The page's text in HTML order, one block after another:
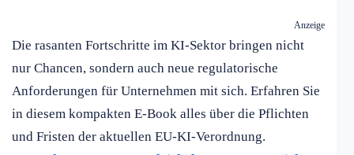
Anzeige
Die rasanten Fortschritte im KI-Sektor bringen nicht
nur Chancen, sondern auch neue regulatorische
Anforderungen für Unternehmen mit sich. Erfahren Sie
in diesem kompakten E-Book alles über die Pflichten
und Fristen der aktuellen EU-KI-Verordnung.